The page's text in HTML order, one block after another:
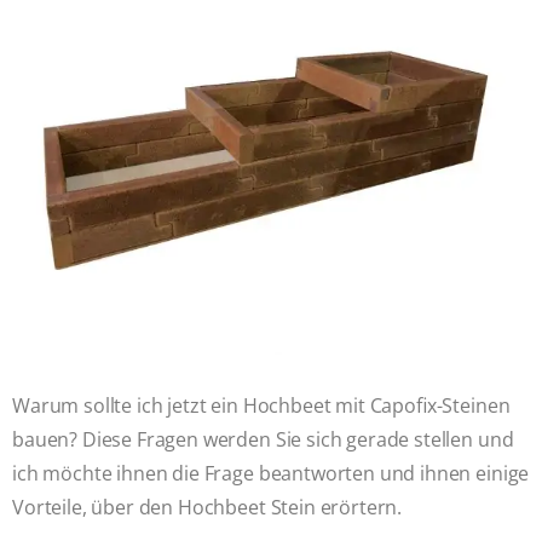
Warum sollte ich jetzt ein Hochbeet mit Capofix-Steinen
bauen? Diese Fragen werden Sie sich gerade stellen und
ich möchte ihnen die Frage beantworten und ihnen einige
Vorteile, über den Hochbeet Stein erörtern.